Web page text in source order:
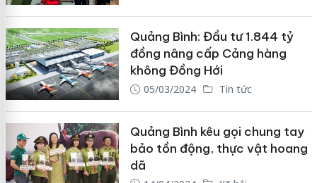
Quảng Bình: Đầu tư 1.844 tỷ
đồng nâng cấp Cảng hàng
không Đồng Hới
05/03/2024 Tin tức
Quảng Bình kêu gọi chung tay
bảo tồn động, thực vật hoang
dã